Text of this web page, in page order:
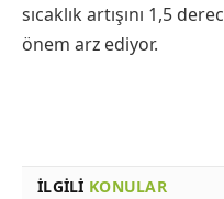
sıcaklık artışını 1,5
önem arz ediyor.
İLGILI KONULAR